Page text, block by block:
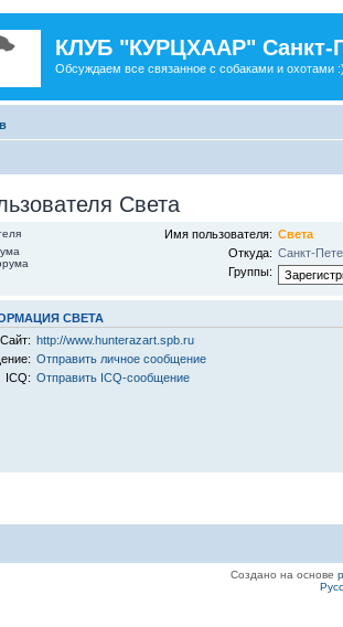
КЛУБ "КУРЦХААР" Санкт-
Обсуждаем все связанное с собаками и охотами
Света
Имя пользователя: Света
Откуда: Санкт-
Группы:
СВЕТА
Сайт: http://www.hunterazart.spb.ru
Отправить личное сообщение
ICQ: Отправить ICQ-сообщение
Создано на основе